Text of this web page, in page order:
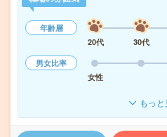
年齢層
20代
30代
男女比率
女性
もっ